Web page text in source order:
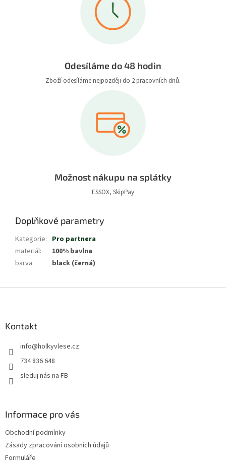
Odesíláme do 48 hodin
Zboží odesíláme nejpozději do 2 pracovních dnů.
Možnost nákupu na splátky
ESSOX, SkipPay
Doplňkové parametry
Kategorie: Pro partnera
materiál:
100% bavlna
barva: black (černá)
Kontakt
info@holkyvlese.cz
734 836 648
sleduj nás na FB
Informace pro vás
Obchodní podmínky
Zásady zpracování osobních údajů
Formuláře